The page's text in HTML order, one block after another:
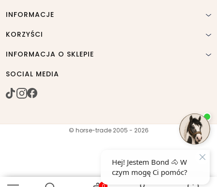
INFORMACJE
KORZYŚCI
INFORMACJA O SKLEPIE
SOCIAL MEDIA
© horse-trade 2005 - 2026